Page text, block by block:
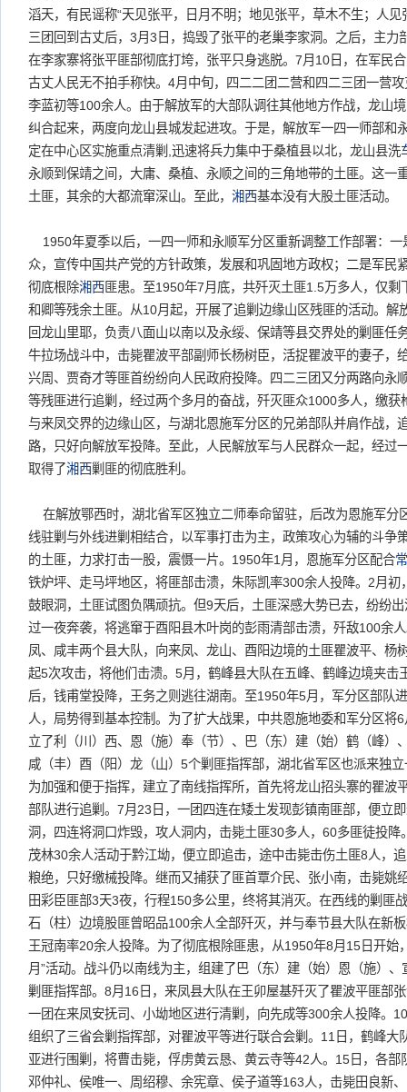
滔天，有民谣称“天见张平，日月不明；地见张平，草木不生；人见
三团回到古丈后，3月3日，捣毁了张平的老巢李家洞。之后，主力
在李家寨将张平匪部彻底打垮，张平只身逃脱。7月10日，在军民
古丈人民无不拍手称快。4月中旬，四二二团二营和四二三团一营
李蓝初等100余人。由于解放军的大部队调往其他地方作战，龙山
纠合起来，两度向龙山县城发起进攻。于是，解放军一四一师部和
定在中心区实施重点清剿,迅速将兵力集中于桑植县以北，龙山县洗
永顺到保靖之间，大庸、桑植、永顺之间的三角地带的土匪。这一
土匪，其余的大都流窜深山。至此， 湘西基本没有大股土匪活动。
1950年夏季以后，一四一师和永顺军分区重新调整工作部署：一
众，宣传中国共产党的方针政策，发展和巩固地方政权；二是军民
彻底根除湘西 匪患。至1950年7月底，共歼灭土匪1.5万多人，仅
和卿等残余土匪。从10月起，开展了追剿边缘山区残匪的活动。解
回龙山里耶，负责八面山以南以及永绥、保靖等县交界处的剿匪任
牛拉场战斗中，击毙瞿波平部副师长杨树臣，活捉瞿波平的妻子，
兴周、贾奇才等匪首纷纷向人民政府投降。四二三团又分两路向永
等残匪进行追剿，经过两个多月的奋战，歼灭匪众1000多人，缴
与来凤交界的边缘山区，与湖北恩施军分区的兄弟部队并肩作战，
路，只好向解放军投降。至此，人民解放军与人民群众一起，经过
取得了湘西剿匪的彻底胜利。
在解放鄂西时，湖北省军区独立二师奉命留驻，后改为恩施军分
线驻剿与外线进剿相结合，以军事打击为主，政策攻心为辅的斗争
的土匪，力求打击一股，震慑一片。1950年1月，恩施军分区配合
铁炉坪、走马坪地区，将匪部击溃，朱际凯率300余人投降。2月初
鼓眼洞，土匪试图负隅顽抗。但9天后，土匪深感大势已去，纷纷
过一夜奔袭，将逃窜于酉阳县木叶岗的彭雨清部击溃，歼敌100余
凤、咸丰两个县大队，向来凤、龙山、酉阳边境的土匪瞿波平、杨
起5次攻击，将他们击溃。5月，鹤峰县大队在五峰、鹤峰边境夹击
后，钱甫堂投降，王务之则逃往湖南。至1950年5月，军分区部队
人，局势得到基本控制。为了扩大战果，中共恩施地委和军分区将
立了利（川）西、恩（施）奉（节）、巴（东）建（始）鹤（峰）
咸（丰）酉（阳）龙（山）5个剿匪指挥部，湖北省军区也派来独
为加强和便于指挥，建立了南线指挥所，首先将龙山招头寨的瞿波
部队进行追剿。7月23日，一团四连在矮土发现彭镇南匪部，便立
洞，四连将洞口炸毁，攻人洞内，击毙土匪30多人，60多匪徒投
茂林30余人活动于黔江坳，便立即追击，途中击毙击伤土匪8人，
粮绝，只好缴械投降。继而又捕获了匪首覃介民、张小南，击毙姚
田彩臣匪部3天3夜，行程150多公里，终将其消灭。在西线的剿匪
石（柱）边境股匪曾昭品100余人全部歼灭，并与奉节县大队在新
王冠南率20余人投降。为了彻底根除匪患，从1950年8月15日开始
月”活动。战斗仍以南线为主，组建了巴（东）建（始）恩（施）
剿匪指挥部。8月16日，来凤县大队在王卯屋基歼灭了瞿波平匪部
一团在来凤安抚司、小坳地区进行清剿，向先成等300余人投降。
组织了三省会剿指挥部，对瞿波平等进行联合会剿。11日，鹤峰大
亚进行围剿，将曹击毙，俘虏黄云恳、黄云寺等42人。15日，各
邓仲礼、侯唯一、周绍穆、余宪章、侯子道等163人，击毙田良新